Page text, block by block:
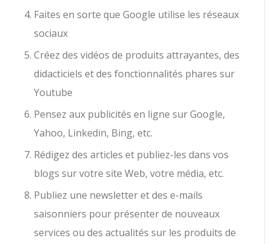
Faites en sorte que Google utilise les réseaux
sociaux
Créez des vidéos de produits attrayantes, des
didacticiels et des fonctionnalités phares sur
Youtube
Pensez aux publicités en ligne sur Google,
Yahoo, Linkedin, Bing, etc.
Rédigez des articles et publiez-les dans vos
blogs sur votre site Web, votre média, etc.
Publiez une newsletter et des e-mails
saisonniers pour présenter de nouveaux
services ou des actualités sur les produits de